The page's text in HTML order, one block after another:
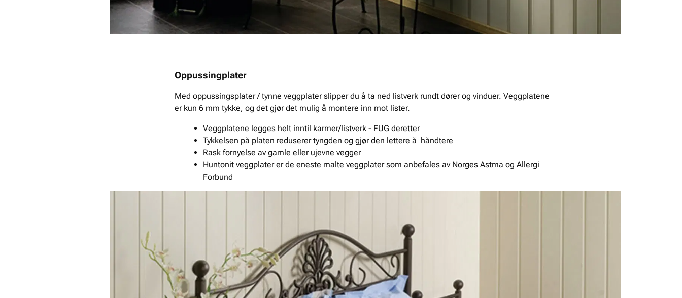
Oppussingplater
Med oppussingsplater / tynne veggplater slipper du å ta ned listverk rundt dører og vinduer. Veggplatene
er kun 6 mm tykke, og det gjør det mulig å montere inn mot lister.
Veggplatene legges helt inntil karmer/listverk - FUG deretter
Tykkelsen på platen reduserer tyngden og gjør den lettere å håndtere
Rask fornyelse av gamle eller ujevne vegger
Huntonit veggplater er de eneste malte veggplater som anbefales av Norges Astma og Allergi
Forbund